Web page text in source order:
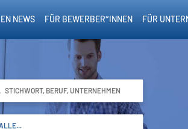
FÜR
FÜR BEWERBER*INNEN
NEWS